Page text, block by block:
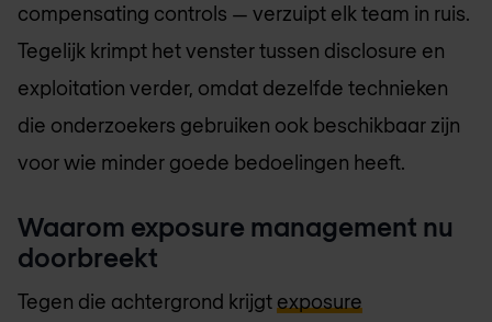
compensating controls — verzuipt elk team in ruis.
Tegelijk krimpt het venster tussen disclosure en
exploitation verder, omdat dezelfde technieken
die onderzoekers gebruiken ook beschikbaar zijn
voor wie minder goede bedoelingen heeft.
Waarom exposure management nu
doorbreekt
Tegen die achtergrond krijgt exposure